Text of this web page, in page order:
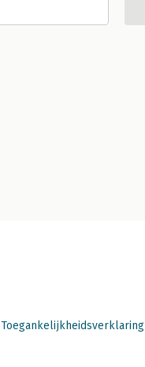
Toegankelijkheidsverklaring